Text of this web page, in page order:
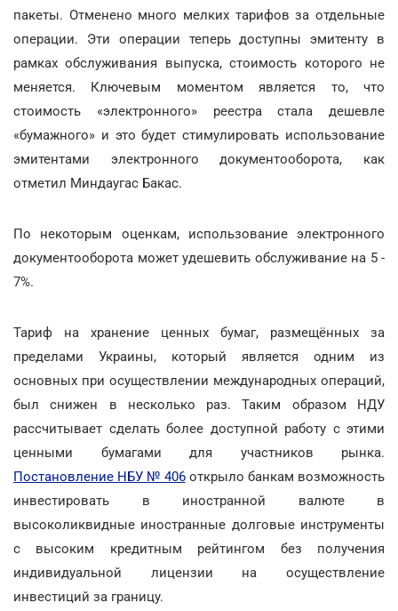
пакеты. Отменено много мелких тарифов за отдельные
операции. Эти операции теперь доступны эмитенту в
рамках обслуживания выпуска, стоимость которого не
меняется. Ключевым моментом является то, что
стоимость «электронного» реестра стала дешевле
«бумажного» и это будет стимулировать использование
эмитентами электронного документооборота, как
отметил Миндаугас Бакас.
По некоторым оценкам, использование электронного
документооборота может удешевить обслуживание на 5 -
7%.
Тариф на хранение ценных бумаг, размещённых за
пределами Украины, который является одним из
основных при осуществлении международных операций,
был снижен в несколько раз. Таким образом НДУ
рассчитывает сделать более доступной работу с этими
ценными бумагами для участников рынка.
Постановление НБУ № 406открыло банкам возможность
инвестировать в иностранной валюте в
высоколиквидные иностранные долговые инструменты
с высоким кредитным рейтингом без получения
индивидуальной лицензии на осуществление
инвестиций за границу.